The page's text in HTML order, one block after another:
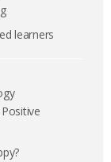
learners